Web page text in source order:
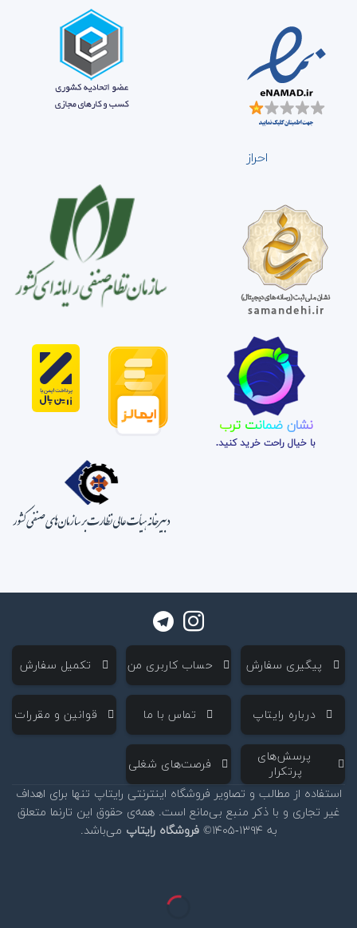
احراز
نشان ضمانت ترب
با خیال راحت خرید کنید.
‌ پیگیری سفارش ‌ حساب کاربری من ‌ تکمیل سفارش
‌ درباره رایتاپ ‌ تماس با ما ‌ قوانین و مقررات
‌ پرسش‌های
پرتکرار
‌ فرصت‌های شغلی
استفاده از مطالب و تصاویر فروشگاه اینترنتی رایتاپ تنها برای اهداف
غیر تجاری و با ذکر منبع بی‌مانع است. همه‌ی حقوق این تارنما متعلق
به ۱۳۹۴-۱۴۰۵©
فروشگاه رایتاپ می‌باشد.